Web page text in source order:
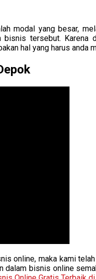
modal yang besar,
tersebut. Karena
hal yang harus
online, maka kami
bisnis online